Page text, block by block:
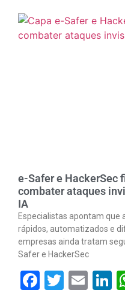
e-Safer e HackerSec
combater ataques
IA
Especialistas apontam que
rápidos, automatizados e
empresas ainda tratam
Safer e HackerSec